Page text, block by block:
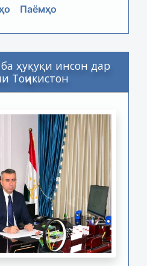
Паёмҳо
ҳуқуқи инсон дар
Тоҷикистон